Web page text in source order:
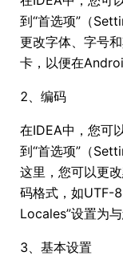
到“首选项”（
更改字体、字号
卡，以便在
2、编码
在IDEA中，您可
到“首选项”（
这里，您可以更
码格式，如UTF-
Locales”设置为
3、基本设置